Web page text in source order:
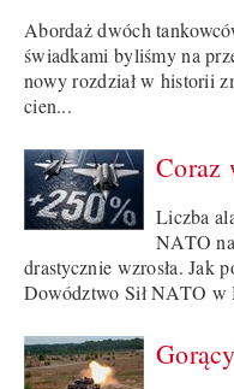
Abordaż dwóch
świadkami byliśmy na
nowy rozdział w historii
cien...
Coraz
Liczba
NATO
drastycznie wzrosła. Jak
Dowództwo Sił NATO w